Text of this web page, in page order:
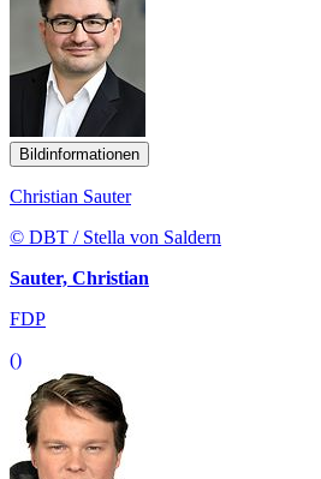
Bildinformationen
Christian Sauter
© DBT / Stella von Saldern
Sauter, Christian
FDP
()